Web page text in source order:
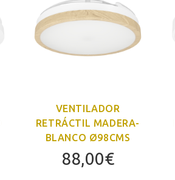
VENTILADOR
RETRÁCTIL MADERA-
BLANCO Ø98CMS
88,00€